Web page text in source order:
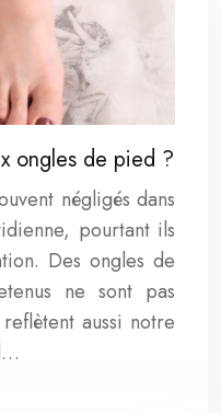
ongles de pied ?
négligés dans
pourtant ils
Des ongles de
ne sont pas
aussi notre